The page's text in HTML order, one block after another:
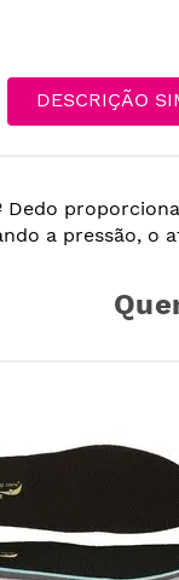
DESCRIÇÃO
Dedo
a pressão, o